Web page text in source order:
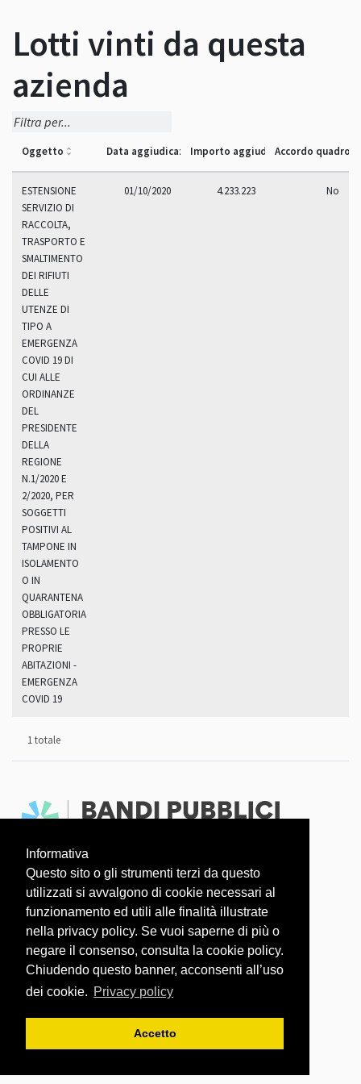
Informativa
Questo sito o gli strumenti terzi da questo
utilizzati si avvalgono di cookie necessari al
funzionamento ed utili alle finalità illustrate
nella privacy policy. Se vuoi saperne di più o
negare il consenso, consulta la cookie policy.
Chiudendo questo banner, acconsenti all’uso
dei cookie. Privacy policy
Accetto
Lotti vinti da questa
azienda
Oggetto Data aggiudicazioneImporto aggiudicazioneAccordo quadro
ESTENSIONE
SERVIZIO DI
RACCOLTA,
TRASPORTO E
SMALTIMENTO
DEI RIFIUTI
DELLE
UTENZE DI
TIPO A
EMERGENZA
COVID 19 DI
CUI ALLE
ORDINANZE
DEL
PRESIDENTE
DELLA
REGIONE
N.1/2020 E
2/2020, PER
SOGGETTI
POSITIVI AL
TAMPONE IN
ISOLAMENTO
O IN
QUARANTENA
OBBLIGATORIA
PRESSO LE
PROPRIE
ABITAZIONI -
EMERGENZA
COVID 19
01/10/2020 4.233.223 No
1 totale
Faq Dati aperti
L'OSSERVATORIO COVID-19 È UN PROGETTO